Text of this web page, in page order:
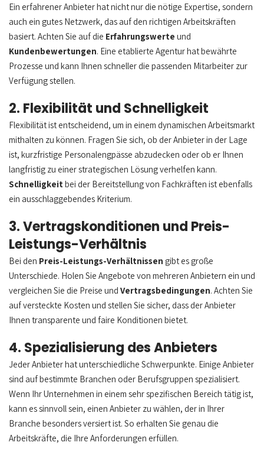
Ein erfahrener Anbieter hat nicht nur die nötige Expertise, sondern
auch ein gutes Netzwerk, das auf den richtigen Arbeitskräften
basiert. Achten Sie auf die Erfahrungswerte und
Kundenbewertungen. Eine etablierte Agentur hat bewährte
Prozesse und kann Ihnen schneller die passenden Mitarbeiter zur
Verfügung stellen.
2. Flexibilität und Schnelligkeit
Flexibilität ist entscheidend, um in einem dynamischen Arbeitsmarkt
mithalten zu können. Fragen Sie sich, ob der Anbieter in der Lage
ist, kurzfristige Personalengpässe abzudecken oder ob er Ihnen
langfristig zu einer strategischen Lösung verhelfen kann.
Schnelligkeitbei der Bereitstellung von Fachkräften ist ebenfalls
ein ausschlaggebendes Kriterium.
3. Vertragskonditionen und Preis-
Leistungs-Verhältnis
Bei den Preis-Leistungs-Verhältnissen gibt es große
Unterschiede. Holen Sie Angebote von mehreren Anbietern ein und
vergleichen Sie die Preise und Vertragsbedingungen. Achten Sie
auf versteckte Kosten und stellen Sie sicher, dass der Anbieter
Ihnen transparente und faire Konditionen bietet.
4. Spezialisierung des Anbieters
Jeder Anbieter hat unterschiedliche Schwerpunkte. Einige Anbieter
sind auf bestimmte Branchen oder Berufsgruppen spezialisiert.
Wenn Ihr Unternehmen in einem sehr spezifischen Bereich tätig ist,
kann es sinnvoll sein, einen Anbieter zu wählen, der in Ihrer
Branche besonders versiert ist. So erhalten Sie genau die
Arbeitskräfte, die Ihre Anforderungen erfüllen.